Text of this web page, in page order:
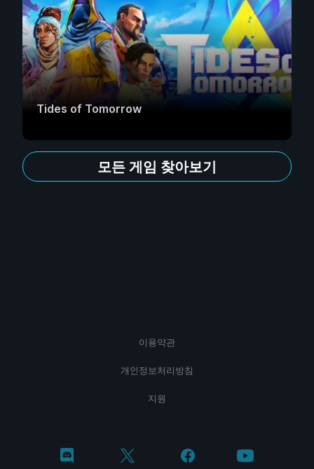
Tides of Tomorrow
모든 게임 찾아보기
이용약관
개인정보처리방침
지원